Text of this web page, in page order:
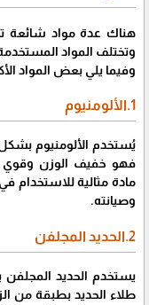
هناك عدة مواد شائعة
وتختلف المواد
وفيما يلي بعض المواد
1.الألومنيوم
يُستخدم الألومنيوم
فهو خفيف الوزن وقوي
مادة مثالية للاستخدام
وصيانته.
2.الحديد المجلفن
يستخدم الحديد
طلاء الحديد بطبقة من